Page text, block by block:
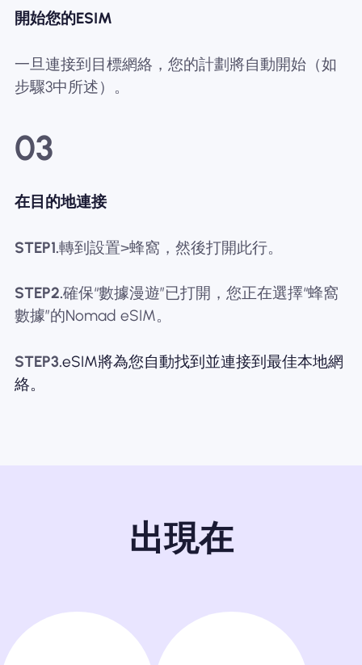
開始您的ESIM
一旦連接到目標網絡，您的計劃將自動開始（如
步驟3中所述）。
03
在目的地連接
STEP1.轉到設置>蜂窩，然後打開此行。
STEP2.確保“數據漫遊”已打開，您正在選擇“蜂窩
數據”的Nomad eSIM。
STEP3.eSIM將為您自動找到並連接到最佳本地網
絡。
出現在